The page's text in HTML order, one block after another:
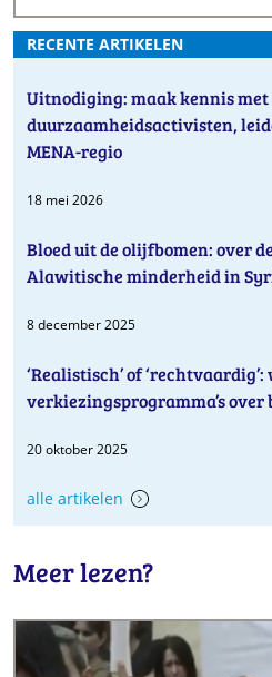
e-
mail
RECENTE ARTIKELEN
Uitnodiging: maak kennis met
duurzaamheidsactivisten,
MENA-regio
18 mei 2026
Bloed uit de olijfbomen: over
Alawitische minderheid in
8 december 2025
‘Realistisch’ of
verkiezingsprogramma’s
20 oktober 2025
alle artikelen
Meer lezen?